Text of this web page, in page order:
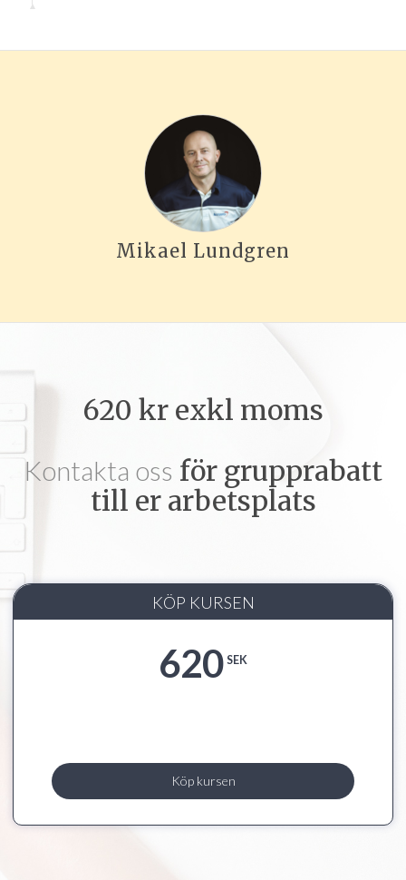
Mikael Lundgren
620 kr exkl moms
Kontakta oss för grupprabatt
till er arbetsplats
KÖP KURSEN
620 SEK
Köp kursen